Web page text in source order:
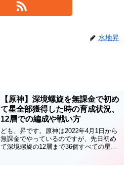
水地昇
【原神】深境螺旋を無課金で初め
て星全部獲得した時の育成状況、
12層での編成や戦い方
ども、昇です。原神は2022年4月1日から
無課金でやっているのですが、先日初め
て深境螺旋の12層まで36個すべての星を